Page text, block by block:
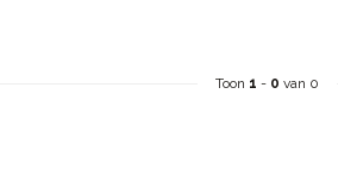
Toon 1 - 0 van 0